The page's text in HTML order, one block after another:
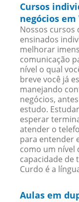
Cursos
negócios
Nossos cursos
ensinados
melhorar
comunicação
nível o qual
breve você já
manejando
negócios,
estudo.
esperar
atender o
para entender
como um nível
capacidade de
Curdo é a
Aulas em